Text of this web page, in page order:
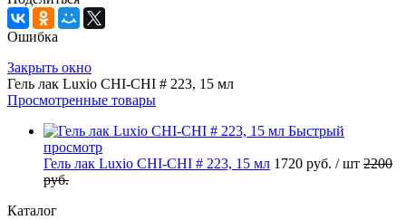
Ошибка
Закрыть окно
Гель лак Luxio CHI-CHI # 223, 15 мл
Просмотренные товары
Быстрый
просмотр
Гель лак Luxio CHI-CHI # 223, 15 мл 1720 руб. / шт 2200
руб.
Каталог